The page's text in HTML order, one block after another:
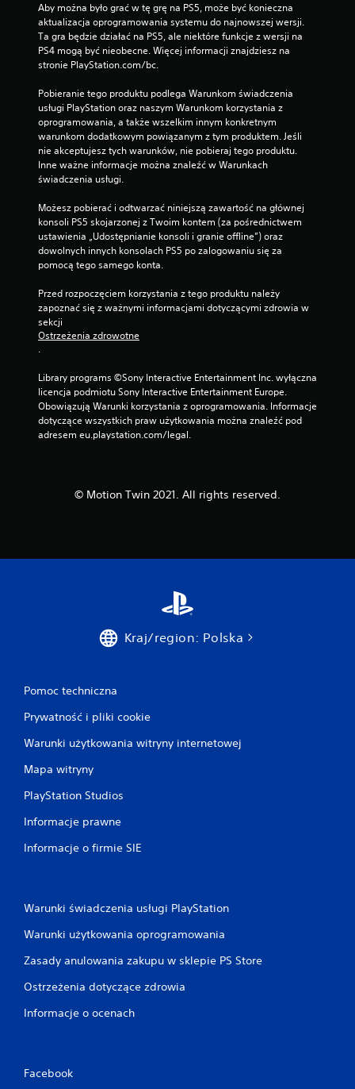
Aby można było grać w tę grę na PS5, może być konieczna
aktualizacja oprogramowania systemu do najnowszej wersji.
Ta gra będzie działać na PS5, ale niektóre funkcje z wersji na
PS4 mogą być nieobecne. Więcej informacji znajdziesz na
stronie PlayStation.com/bc.
Pobieranie tego produktu podlega Warunkom świadczenia
usługi PlayStation oraz naszym Warunkom korzystania z
oprogramowania, a także wszelkim innym konkretnym
warunkom dodatkowym powiązanym z tym produktem. Jeśli
nie akceptujesz tych warunków, nie pobieraj tego produktu.
Inne ważne informacje można znaleźć w Warunkach
świadczenia usługi.
Możesz pobierać i odtwarzać niniejszą zawartość na głównej
konsoli PS5 skojarzonej z Twoim kontem (za pośrednictwem
ustawienia „Udostępnianie konsoli i granie offline”) oraz
dowolnych innych konsolach PS5 po zalogowaniu się za
pomocą tego samego konta.
Przed rozpoczęciem korzystania z tego produktu należy
zapoznać się z ważnymi informacjami dotyczącymi zdrowia w
sekcji
Ostrzeżenia zdrowotne
.
Library programs ©Sony Interactive Entertainment Inc. wyłączna
licencja podmiotu Sony Interactive Entertainment Europe.
Obowiązują Warunki korzystania z oprogramowania. Informacje
dotyczące wszystkich praw użytkowania można znaleźć pod
adresem eu.playstation.com/legal.
© Motion Twin 2021. All rights reserved.
Kraj/region: Polska
Pomoc techniczna
Prywatność i pliki cookie
Warunki użytkowania witryny internetowej
Mapa witryny
PlayStation Studios
Informacje prawne
Informacje o firmie SIE
Warunki świadczenia usługi PlayStation
Warunki użytkowania oprogramowania
Zasady anulowania zakupu w sklepie PS Store
Ostrzeżenia dotyczące zdrowia
Informacje o ocenach
Facebook